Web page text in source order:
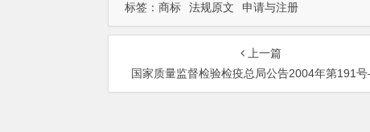
标签：商标 法规原文 申请与注册
上一篇
国家质量监督检验检疫总局公告2004年第191